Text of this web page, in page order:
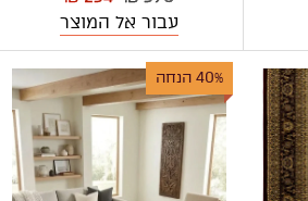
עבור אל המוצר
40% הנחה